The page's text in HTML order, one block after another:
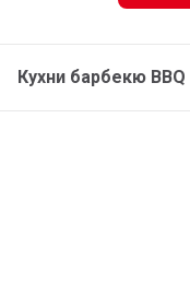
Кухни барбекю BBQ